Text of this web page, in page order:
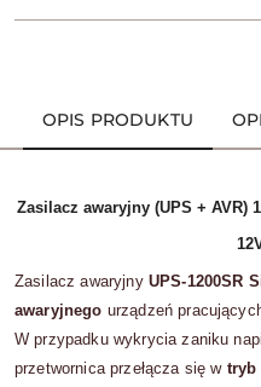
OPIS PRODUKTU
Zasilacz awaryjny (UPS + AVR)
Zasilacz awaryjny UPS-1200SR
awaryjnego urządzeń
W przypadku wykrycia zaniku
przetwornica przełącza się w tryb